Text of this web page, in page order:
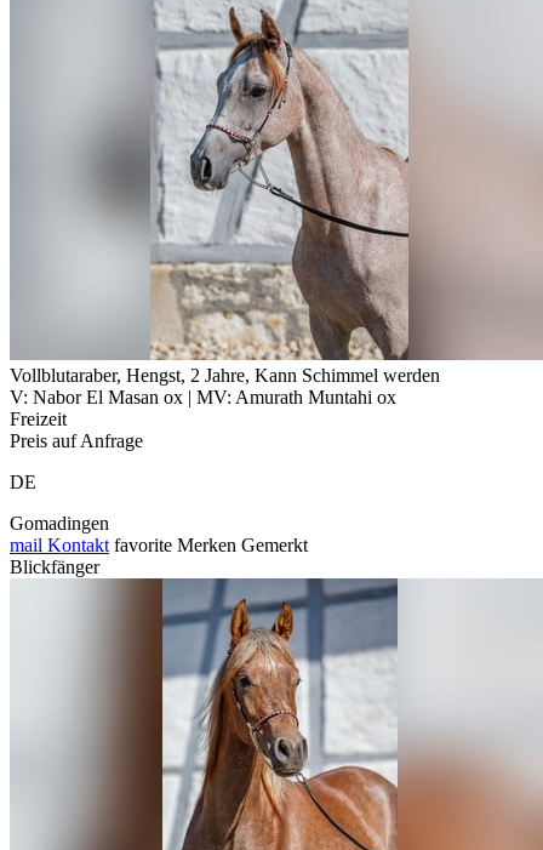
Vollblutaraber, Hengst, 2 Jahre, Kann Schimmel werden
V: Nabor El Masan ox | MV: Amurath Muntahi ox
Freizeit
Preis auf Anfrage
DE
Gomadingen
mail Kontakt favorite Merken Gemerkt
Blickfänger